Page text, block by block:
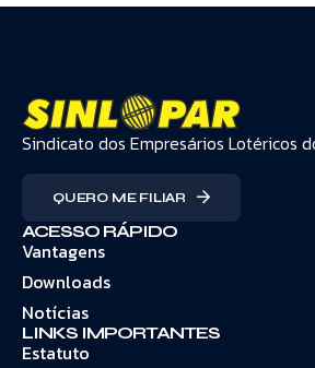
Sindicato dos Empresários Lotéricos
QUERO ME FILIAR
ACESSO RÁPIDO
Vantagens
Downloads
Notícias
LINKS IMPORTANTES
Estatuto